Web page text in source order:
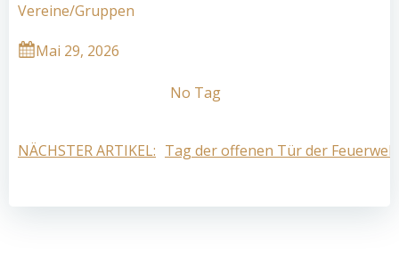
Vereine/Gruppen
Mai 29, 2026
No Tag
Post
navigation
NÄCHSTER ARTIKEL: Tag der offenen Tür der